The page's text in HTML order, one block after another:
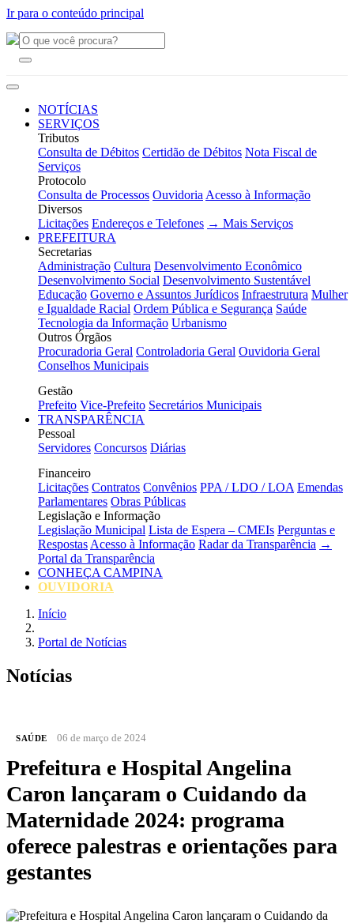
Ir para o conteúdo principal
NOTÍCIAS
SERVIÇOS
Tributos
Consulta de Débitos Certidão de Débitos Nota Fiscal de
Serviços
Protocolo
Consulta de Processos Ouvidoria Acesso à Informação
Diversos
Licitações Endereços e Telefones → Mais Serviços
PREFEITURA
Secretarias
Administração Cultura Desenvolvimento Econômico
Desenvolvimento Social Desenvolvimento Sustentável
Educação Governo e Assuntos Jurídicos Infraestrutura Mulher
e Igualdade Racial Ordem Pública e Segurança Saúde
Tecnologia da Informação Urbanismo
Outros Órgãos
Procuradoria Geral Controladoria Geral Ouvidoria Geral
Conselhos Municipais
Gestão
Prefeito Vice-Prefeito Secretários Municipais
TRANSPARÊNCIA
Pessoal
Servidores Concursos Diárias
Financeiro
Licitações Contratos Convênios PPA / LDO / LOA Emendas
Parlamentares Obras Públicas
Legislação e Informação
Legislação Municipal Lista de Espera – CMEIs Perguntas e
Respostas Acesso à Informação Radar da Transparência →
Portal da Transparência
CONHEÇA CAMPINA
OUVIDORIA
Início
Portal de Notícias
Notícias
SAÚDE 06 de março de 2024
Prefeitura e Hospital Angelina
Caron lançaram o Cuidando da
Maternidade 2024: programa
oferece palestras e orientações para
gestantes